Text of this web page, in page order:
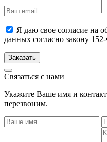
Я даю свое согласие на
данных согласно закону
Заказать
Связаться с нами
Укажите Ваше имя и
перезвоним.